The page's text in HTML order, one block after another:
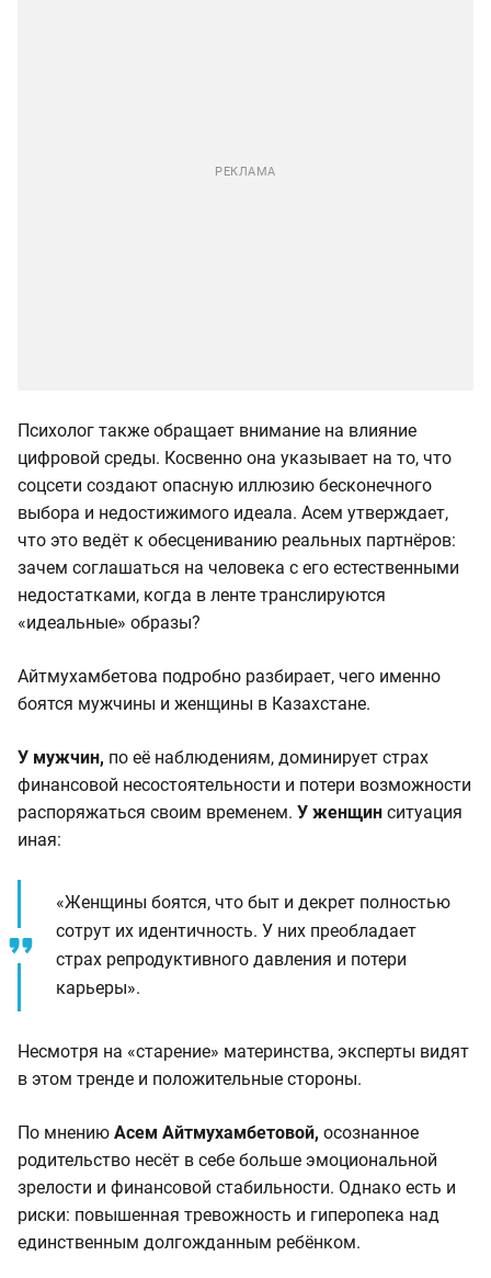
Психолог также обращает внимание на влияние
цифровой среды. Косвенно она указывает на то, что
соцсети создают опасную иллюзию бесконечного
выбора и недостижимого идеала. Асем утверждает,
что это ведёт к обесцениванию реальных партнёров:
зачем соглашаться на человека с его естественными
недостатками, когда в ленте транслируются
«идеальные» образы?
Айтмухамбетова подробно разбирает, чего именно
боятся мужчины и женщины в Казахстане.
У мужчин, по её наблюдениям, доминирует страх
финансовой несостоятельности и потери возможности
распоряжаться своим временем. У женщин ситуация
иная:
«Женщины боятся, что быт и декрет полностью
сотрут их идентичность. У них преобладает
страх репродуктивного давления и потери
карьеры».
Несмотря на «старение» материнства, эксперты видят
в этом тренде и положительные стороны.
По мнению Асем Айтмухамбетовой, осознанное
родительство несёт в себе больше эмоциональной
зрелости и финансовой стабильности. Однако есть и
риски: повышенная тревожность и гиперопека над
единственным долгожданным ребёнком.